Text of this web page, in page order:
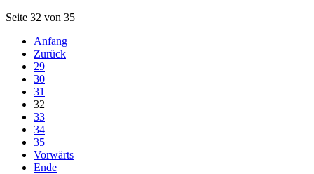
Seite 32 von 35
Anfang
Zurück
29
30
31
32
33
34
35
Vorwärts
Ende